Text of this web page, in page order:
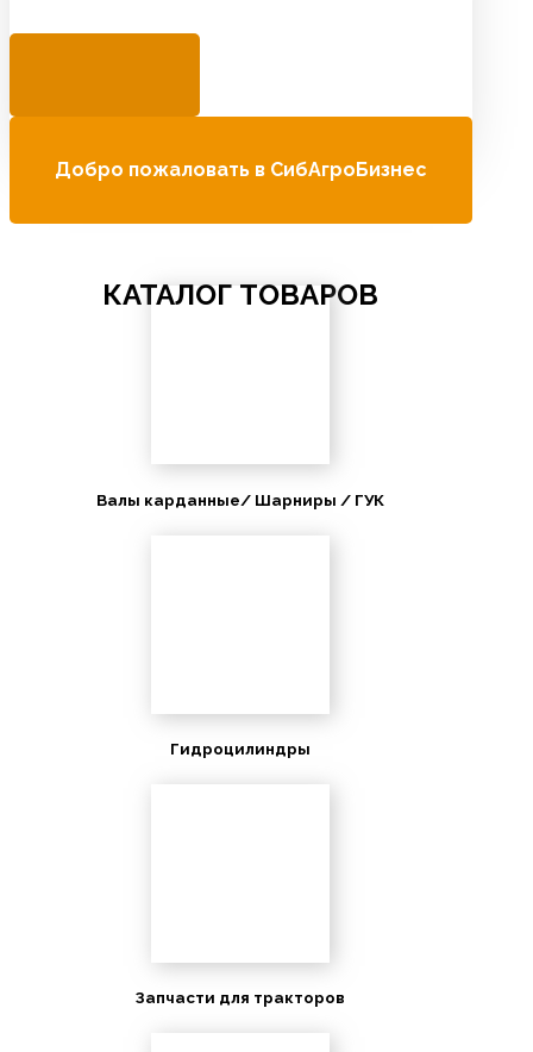
Добро пожаловать в СибАгроБизнес
КАТАЛОГ ТОВАРОВ
Валы карданные/ Шарниры / ГУК
Гидроцилиндры
Запчасти для тракторов